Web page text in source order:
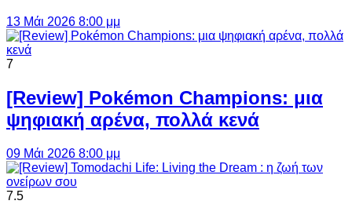
13 Μάι 2026 8:00 μμ
7
[Review] Pokémon Champions: μια
ψηφιακή αρένα, πολλά κενά
09 Μάι 2026 8:00 μμ
7.5